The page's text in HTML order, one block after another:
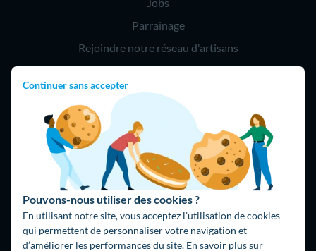
Continuer sans accepter
Pouvons-nous utiliser des cookies ?
En utilisant notre site, vous acceptez l’utilisation de cookies
qui permettent de personnaliser votre navigation et
d’améliorer les performances du site. En savoir plus sur
Jobs
Parrainage
Rejoindre notre réseau d'artisans
Hello !
09 75 18 60 60
(8h-21h)
75018 Paris